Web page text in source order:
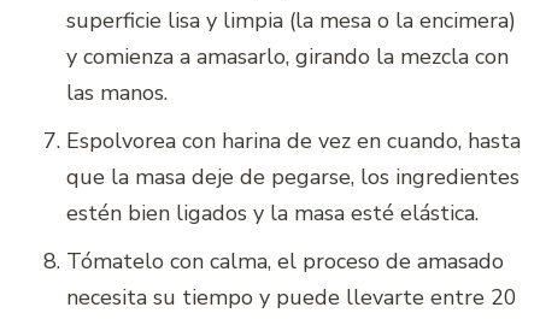
superficie lisa y limpia (la mesa o la encimera)
y comienza a amasarlo, girando la mezcla con
las manos.
Espolvorea con harina de vez en cuando, hasta
que la masa deje de pegarse, los ingredientes
estén bien ligados y la masa esté elástica.
Tómatelo con calma, el proceso de amasado
necesita su tiempo y puede llevarte entre 20